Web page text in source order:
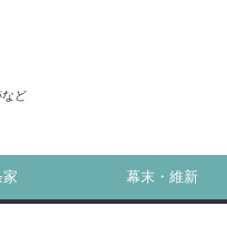
など
家 幕末・維新